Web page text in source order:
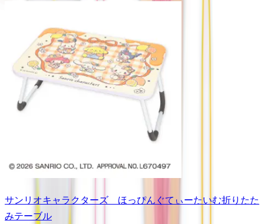
サンリオキャラクターズ ほっぴんぐてぃーたいむ折りたた
みテーブル